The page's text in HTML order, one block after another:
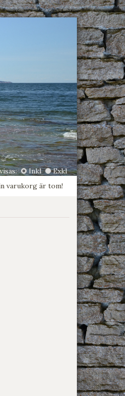
Inkl
Exkl
varukorg är tom!